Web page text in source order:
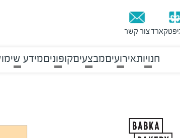
צור קשר
חנויותאירועיםמבצעיםקופוניםמידע